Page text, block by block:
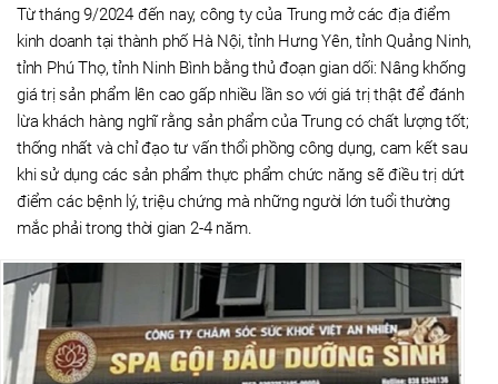
Từ tháng 9/2024 đến nay, công ty của Trung mở các địa điểm
kinh doanh tại thành phố Hà Nội, tỉnh Hưng Yên, tỉnh Quảng Ninh,
tỉnh Phú Thọ, tỉnh Ninh Bình bằng thủ đoạn gian dối: Nâng khống
giá trị sản phẩm lên cao gấp nhiều lần so với giá trị thật để đánh
lừa khách hàng nghĩ rằng sản phẩm của Trung có chất lượng tốt;
thống nhất và chỉ đạo tư vấn thổi phồng công dụng, cam kết sau
khi sử dụng các sản phẩm thực phẩm chức năng sẽ điều trị dứt
điểm các bệnh lý, triệu chứng mà những người lớn tuổi thường
mắc phải trong thời gian 2-4 năm.